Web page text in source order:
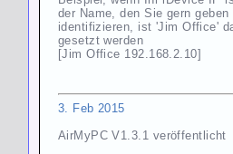
der Name, den Sie gern
identifizieren, ist 'Jim Office'
gesetzt werden
[Jim Office 192.168.2.10]
3. Feb 2015
AirMyPC V1.3.1 veröffentlicht